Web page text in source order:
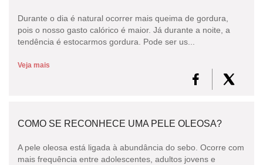
Durante o dia é natural ocorrer mais queima de gordura,
pois o nosso gasto calórico é maior. Já durante a noite, a
tendência é estocarmos gordura. Pode ser us...
Veja mais
COMO SE RECONHECE UMA PELE OLEOSA?
A pele oleosa está ligada à abundância do sebo. Ocorre com
mais frequência entre adolescentes, adultos jovens e